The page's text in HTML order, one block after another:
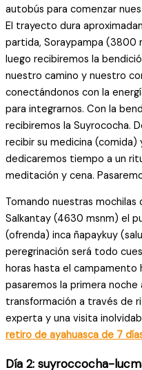
autobús para comenzar
El trayecto dura
partida, Soraypampa (3800
luego recibiremos la
nuestro camino y nuestro
conectándonos con la
para integrarnos. Con la
recibiremos la Suyrococha.
recibir su medicina (comida)
dedicaremos tiempo a un
meditación y cena.
Tomando nuestras
Salkantay (4630 msnm) el
(ofrenda) inca ñapaykuy
peregrinación será todo
horas hasta el campamento
pasaremos la primera
transformación a través de
experta y una visita
retiro de ayahuasca de 7
Día 2: suyroccocha-